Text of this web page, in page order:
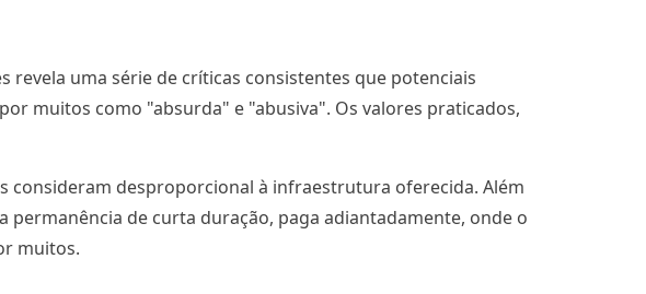
uma série de críticas consistentes que potenciais
muitos como "absurda" e "abusiva". Os valores praticados,
consideram desproporcional à infraestrutura oferecida. Além
permanência de curta duração, paga adiantadamente, onde o
muitos.